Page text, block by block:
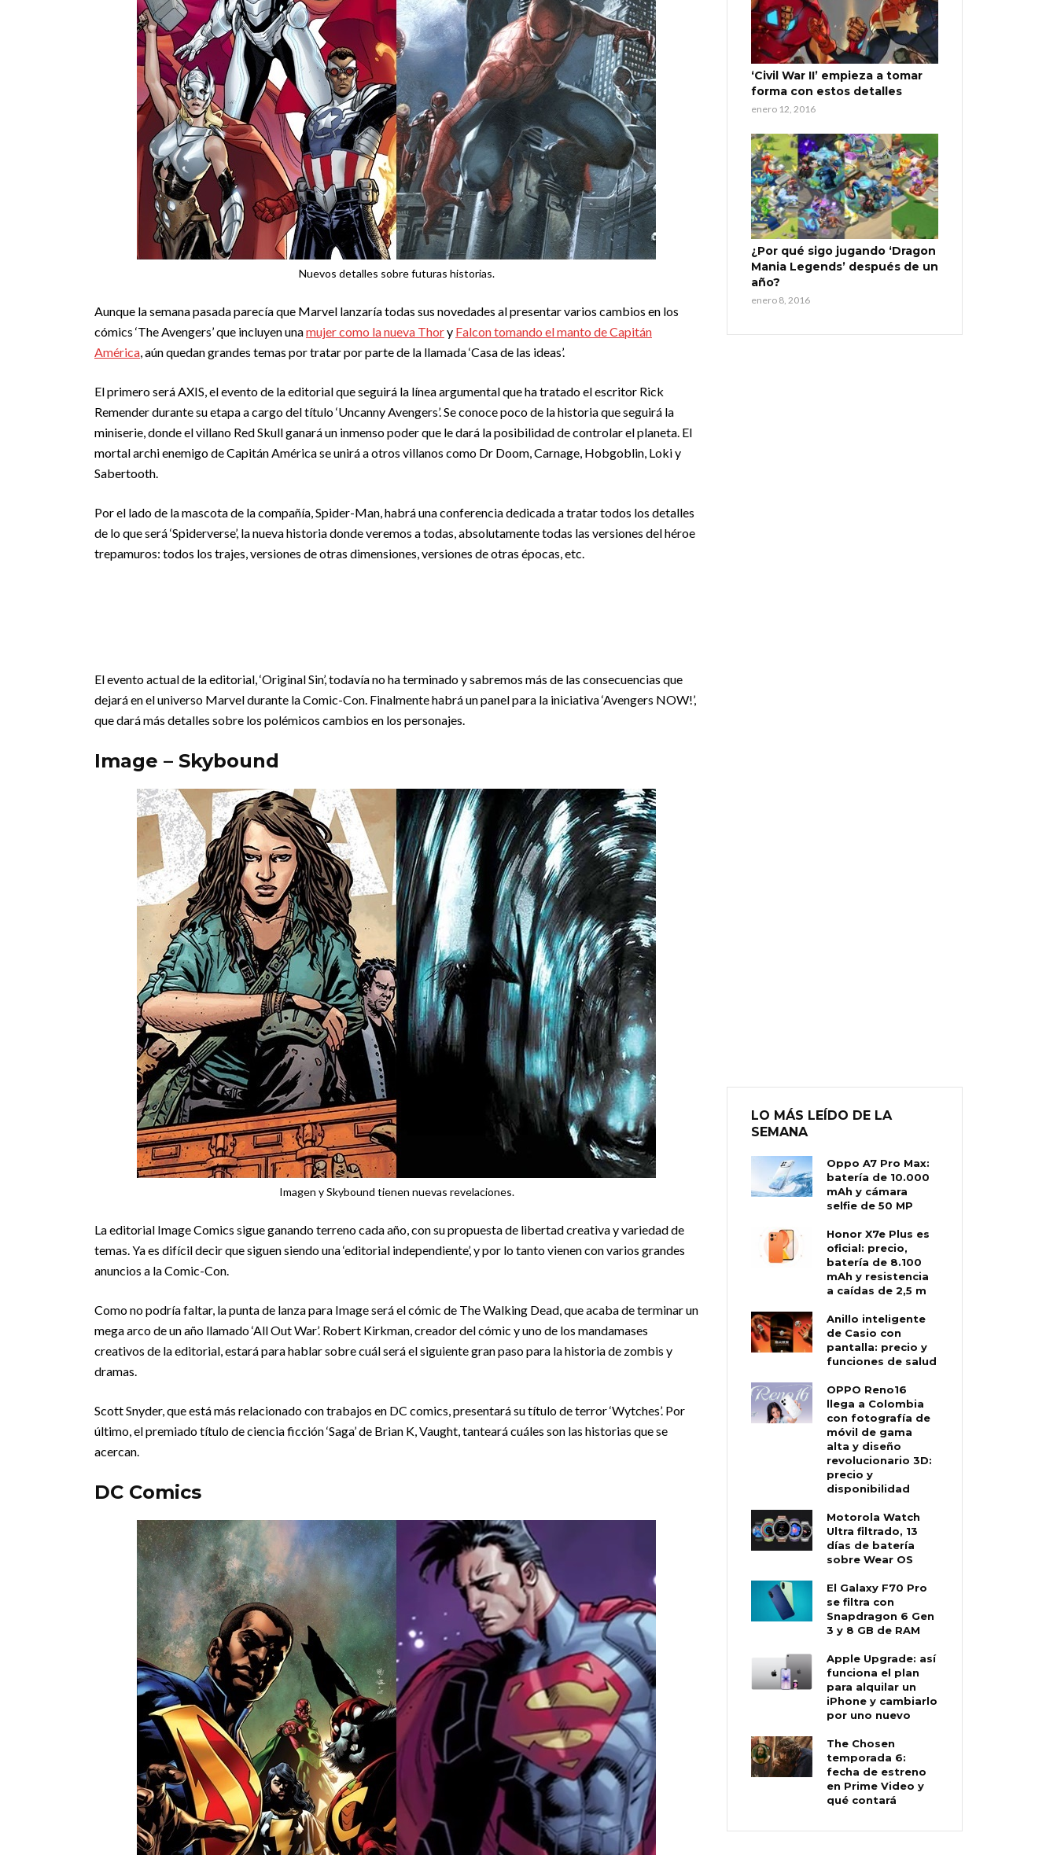
Nuevos detalles sobre futuras historias.
Aunque la semana pasada parecía que Marvel lanzaría todas sus novedades al presentar varios cambios en los
cómics ‘The Avengers’ que incluyen unamujer como la nueva Thory Falcon tomando el manto de Capitán
América, aún quedan grandes temas por tratar por parte de la llamada ‘Casa de las ideas’.
El primero será AXIS, el evento de la editorial que seguirá la línea argumental que ha tratado el escritor Rick
Remender durante su etapa a cargo del título ‘Uncanny Avengers’. Se conoce poco de la historia que seguirá la
miniserie, donde el villano Red Skull ganará un inmenso poder que le dará la posibilidad de controlar el planeta. El
mortal archi enemigo de Capitán América se unirá a otros villanos como Dr Doom, Carnage, Hobgoblin, Loki y
Sabertooth.
Por el lado de la mascota de la compañía, Spider-Man, habrá una conferencia dedicada a tratar todos los detalles
de lo que será ‘Spiderverse’, la nueva historia donde veremos a todas, absolutamente todas las versiones del héroe
trepamuros: todos los trajes, versiones de otras dimensiones, versiones de otras épocas, etc.
El evento actual de la editorial, ‘Original Sin’, todavía no ha terminado y sabremos más de las consecuencias que
dejará en el universo Marvel durante la Comic-Con. Finalmente habrá un panel para la iniciativa ‘Avengers NOW!’,
que dará más detalles sobre los polémicos cambios en los personajes.
Image – Skybound
Imagen y Skybound tienen nuevas revelaciones.
La editorial Image Comics sigue ganando terreno cada año, con su propuesta de libertad creativa y variedad de
temas. Ya es difícil decir que siguen siendo una ‘editorial independiente’, y por lo tanto vienen con varios grandes
anuncios a la Comic-Con.
Como no podría faltar, la punta de lanza para Image será el cómic de The Walking Dead, que acaba de terminar un
mega arco de un año llamado ‘All Out War’. Robert Kirkman, creador del cómic y uno de los mandamases
creativos de la editorial, estará para hablar sobre cuál será el siguiente gran paso para la historia de zombis y
dramas.
Scott Snyder, que está más relacionado con trabajos en DC comics, presentará su título de terror ‘Wytches’. Por
último, el premiado título de ciencia ficción ‘Saga’ de Brian K, Vaught, tanteará cuáles son las historias que se
acercan.
DC Comics
‘Civil War II’ empieza a tomar
forma con estos detalles
enero 12, 2016
¿Por qué sigo jugando ‘Dragon
Mania Legends’ después de un
año?
enero 8, 2016
LO MÁS LEÍDO DE LA
SEMANA
Oppo A7 Pro Max:
batería de 10.000
mAh y cámara
selfie de 50 MP
Honor X7e Plus es
oficial: precio,
batería de 8.100
mAh y resistencia
a caídas de 2,5 m
Anillo inteligente
de Casio con
pantalla: precio y
funciones de salud
OPPO Reno16
llega a Colombia
con fotografía de
móvil de gama
alta y diseño
revolucionario 3D:
precio y
disponibilidad
Motorola Watch
Ultra filtrado, 13
días de batería
sobre Wear OS
El Galaxy F70 Pro
se filtra con
Snapdragon 6 Gen
3 y 8 GB de RAM
Apple Upgrade: así
funciona el plan
para alquilar un
iPhone y cambiarlo
por uno nuevo
The Chosen
temporada 6:
fecha de estreno
en Prime Video y
qué contará